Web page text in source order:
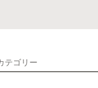
テゴリー